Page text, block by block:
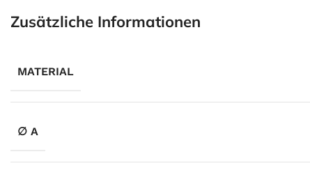
Zusätzliche Informationen
MATERIAL
∅ A